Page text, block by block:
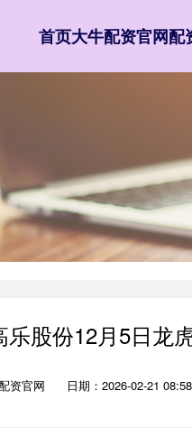
首页大牛配资官网配
乐股份12月5日龙
资官网 日期：2026-02-21